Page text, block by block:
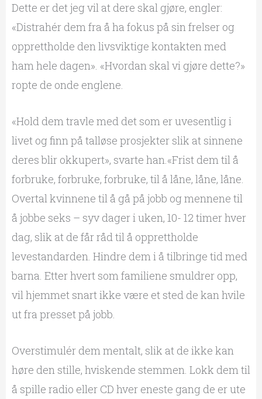
Dette er det jeg vil at dere skal gjøre, engler:
«Distrahér dem fra å ha fokus på sin frelser og
opprettholde den livsviktige kontakten med
ham hele dagen». «Hvordan skal vi gjøre dette?»
ropte de onde englene.
«Hold dem travle med det som er uvesentlig i
livet og finn på talløse prosjekter slik at sinnene
deres blir okkupert», svarte han.«Frist dem til å
forbruke, forbruke, forbruke, til å låne, låne, låne.
Overtal kvinnene til å gå på jobb og mennene til
å jobbe seks – syv dager i uken, 10- 12 timer hver
dag, slik at de får råd til å opprettholde
levestandarden. Hindre dem i å tilbringe tid med
barna. Etter hvert som familiene smuldrer opp,
vil hjemmet snart ikke være et sted de kan hvile
ut fra presset på jobb.
Overstimulér dem mentalt, slik at de ikke kan
høre den stille, hviskende stemmen. Lokk dem til
å spille radio eller CD hver eneste gang de er ute